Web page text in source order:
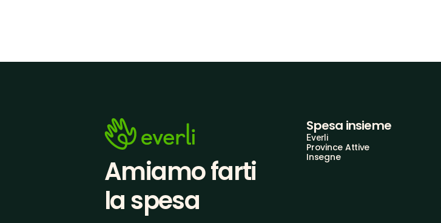
Amiamo farti
la spesa
Spesa insieme
Everli
Province Attive
Insegne